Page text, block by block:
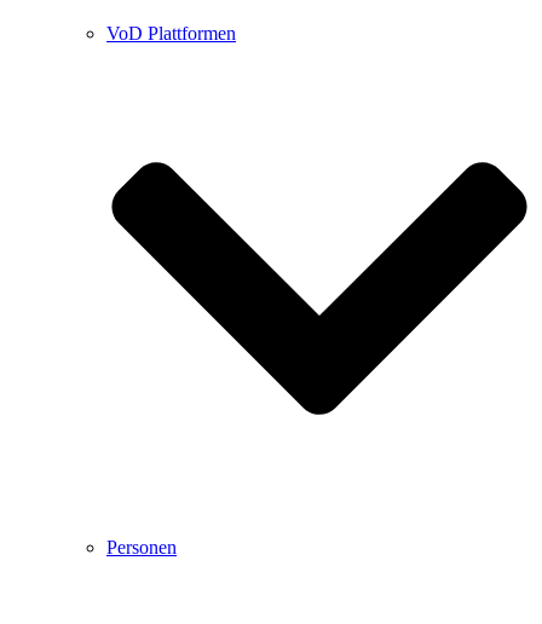
VoD Plattformen
Personen